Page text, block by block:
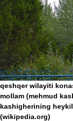
qeshqer wilayiti
mollam (mehmud
kashigherining
(wikipedia.org)